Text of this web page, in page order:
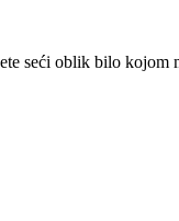
seći oblik bilo